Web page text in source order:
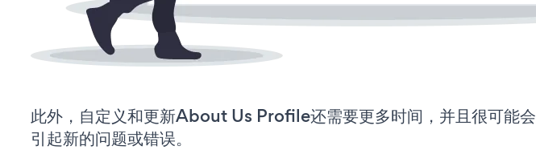
此外，自定义和更新About Us Profile还需要更多时间，并且很可能会
引起新的问题或错误。